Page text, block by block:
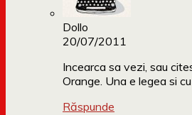
Dollo
20/07/2011
Incearca sa vezi, sau
Orange. Una e legea si
Răspunde